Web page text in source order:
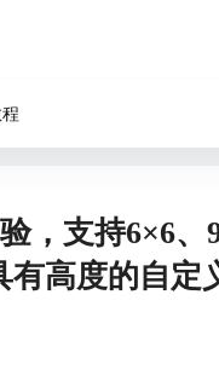
，支持6×6、
高度的自定